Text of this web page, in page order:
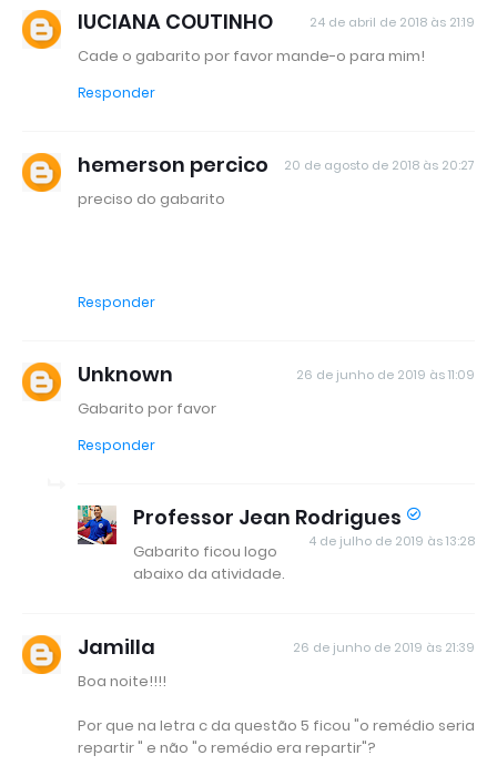
lUCIANA COUTINHO 24 de abril de 2018 às 21:19
Cade o gabarito por favor mande-o para mim!
Responder
hemerson percico 20 de agosto de 2018 às 20:27
preciso do gabarito
Responder
Unknown 26 de junho de 2019 às 11:09
Gabarito por favor
Responder
Professor Jean Rodrigues
4 de julho de 2019 às 13:28
Gabarito ficou logo
abaixo da atividade.
Jamilla 26 de junho de 2019 às 21:39
Boa noite!!!!
Por que na letra c da questão 5 ficou "o remédio seria
repartir " e não "o remédio era repartir"?